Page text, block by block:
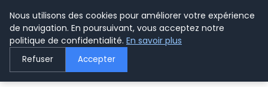
LE WEBMARKETING
Nous utilisons des cookies pour améliorer votre expérience
de navigation. En poursuivant, vous acceptez notre
politique de confidentialité. En savoir plus
Refuser Accepter